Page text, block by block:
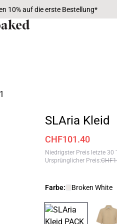
10% auf die erste Bestellung*
SLAria Kleid
CHF101.40
Niedrigster Preis letzte 30
Ursprünglicher Preis:
Farbe: Broken White